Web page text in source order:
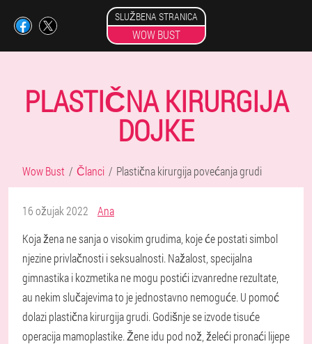
SLUŽBENA STRANICA
WOW BUST
PLASTIČNA KIRURGIJA
DOJKE
Wow Bust Članci Plastična kirurgija povećanja grudi
16 ožujak 2022
Ana
Koja žena ne sanja o visokim grudima, koje će postati simbol
njezine privlačnosti i seksualnosti. Nažalost, specijalna
gimnastika i kozmetika ne mogu postići izvanredne rezultate,
au nekim slučajevima to je jednostavno nemoguće. U pomoć
dolazi plastična kirurgija grudi. Godišnje se izvode tisuće
operacija mamoplastike. Žene idu pod nož, želeći pronaći lijepe